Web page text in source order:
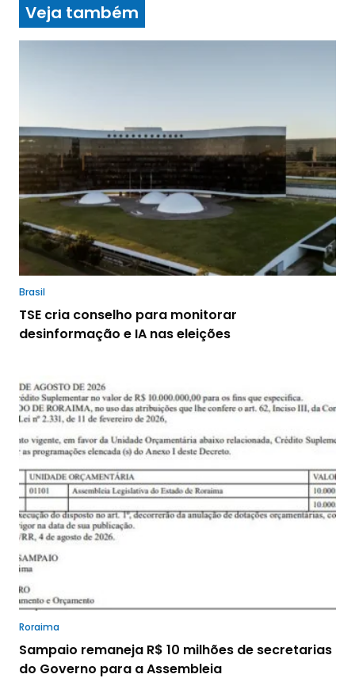
Veja também
Brasil
TSE cria conselho para monitorar
desinformação e IA nas eleições
Roraima
Sampaio remaneja R$ 10 milhões de secretarias
do Governo para a Assembleia